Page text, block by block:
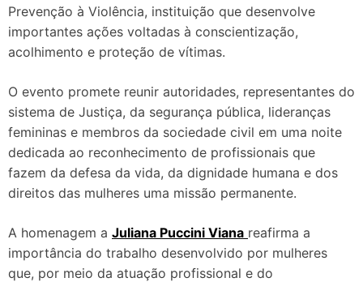
Prevenção à Violência, instituição que desenvolve
importantes ações voltadas à conscientização,
acolhimento e proteção de vítimas.
O evento promete reunir autoridades, representantes do
sistema de Justiça, da segurança pública, lideranças
femininas e membros da sociedade civil em uma noite
dedicada ao reconhecimento de profissionais que
fazem da defesa da vida, da dignidade humana e dos
direitos das mulheres uma missão permanente.
A homenagem a Juliana Puccini Viana reafirma a
importância do trabalho desenvolvido por mulheres
que, por meio da atuação profissional e do